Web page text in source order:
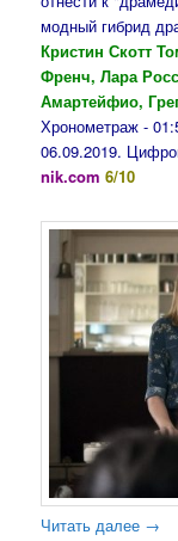
модный гибрид
Кристин Скотт
Френч, Лара
Амартейфио,
Хронометраж -
06.09.2019.
nik.com 6/10
Читать далее →